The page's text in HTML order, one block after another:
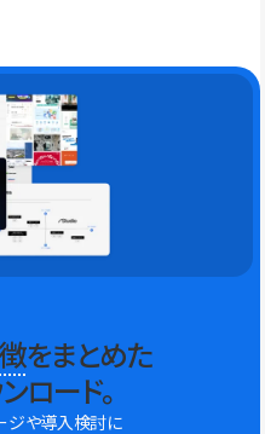
をまとめた
ロード。
ジや導入検討に